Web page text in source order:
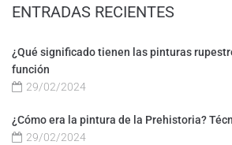
ENTRADAS RECIENTES
¿Qué significado tienen las pinturas
función
29/02/2024
¿Cómo era la pintura de la Prehistoria?
29/02/2024